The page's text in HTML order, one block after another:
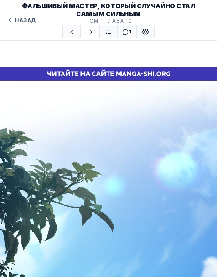
НАЗАД
ФАЛЬШИВЫЙ МАСТЕР, КОТОРЫЙ СЛУЧАЙНО СТАЛ
САМЫМ СИЛЬНЫМ
ТОМ 1 ГЛАВА 10
1